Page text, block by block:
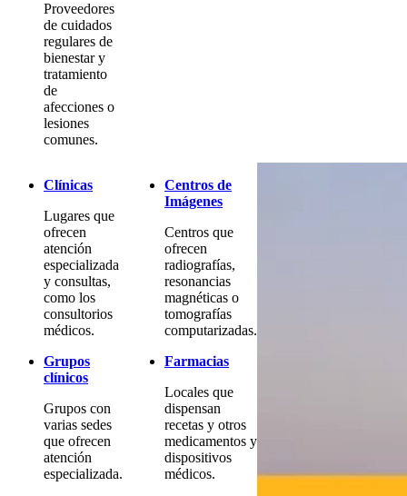
Proveedores
de cuidados
regulares de
bienestar y
tratamiento
de
afecciones o
lesiones
comunes.
Clínicas
Lugares que
ofrecen
atención
especializada
y consultas,
como los
consultorios
médicos.
Grupos
clínicos
Grupos con
varias sedes
que ofrecen
atención
especializada.
Centros de
Imágenes
Centros que
ofrecen
radiografías,
resonancias
magnéticas o
tomografías
computarizadas.
Farmacias
Locales que
dispensan
recetas y otros
medicamentos y
dispositivos
médicos.